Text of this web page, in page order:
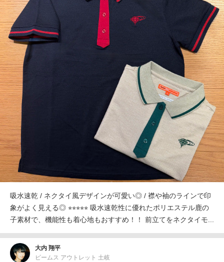
吸水速乾 / ネクタイ風デザインが可愛い◎ / 襟や袖のラインで印
象がよく見える◎ ⭐︎⭐︎⭐︎⭐︎⭐︎ 吸水速乾性に優れたポリエステル鹿の
子素材で、機能性も着心地もおすすめ！！ 前立てをネクタイモ...
大内 翔平
ビームス アウトレット 土岐